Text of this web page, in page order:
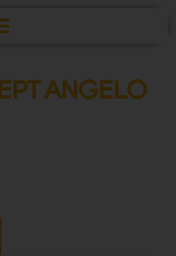
ANGELO